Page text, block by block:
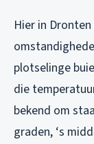
Hier in
plotselinge
die
bekend om
graden, ‘s